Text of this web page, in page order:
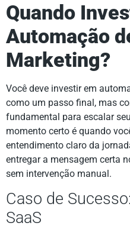
Quando
Automação
Marketing?
Você deve investir em
como um passo final, mas
fundamental para escalar
momento certo é quando
entendimento claro da
entregar a mensagem certa
sem intervenção manual.
Caso de
SaaS